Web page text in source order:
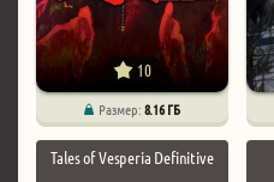
10
Размер:8.16 ГБ
Tales of Vesperia Definitive